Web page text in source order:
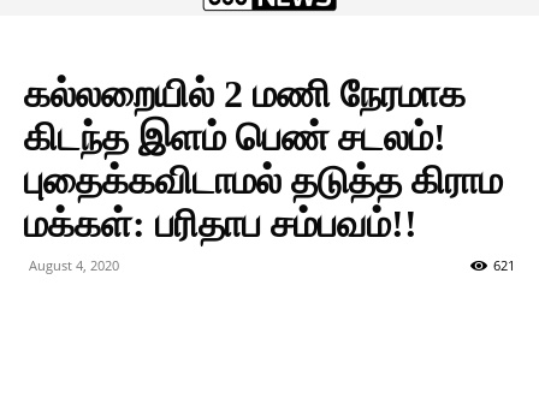
கல்லறையில் 2 மணி நேரமாக
கிடந்த இளம் பெண் சடலம்!
புதைக்கவிடாமல் தடுத்த கிராம
மக்கள்: பரிதாப சம்பவம்!!
August 4, 2020 621